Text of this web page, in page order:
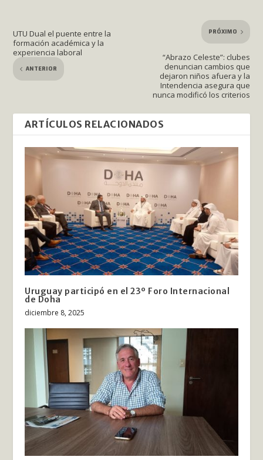
UTU Dual el puente entre la
formación académica y la
experiencia laboral
ANTERIOR
PRÓXIMO
“Abrazo Celeste”: clubes
denuncian cambios que
dejaron niños afuera y la
Intendencia asegura que
nunca modificó los criterios
ARTÍCULOS RELACIONADOS
Uruguay participó en el 23º Foro Internacional
de Doha
diciembre 8, 2025